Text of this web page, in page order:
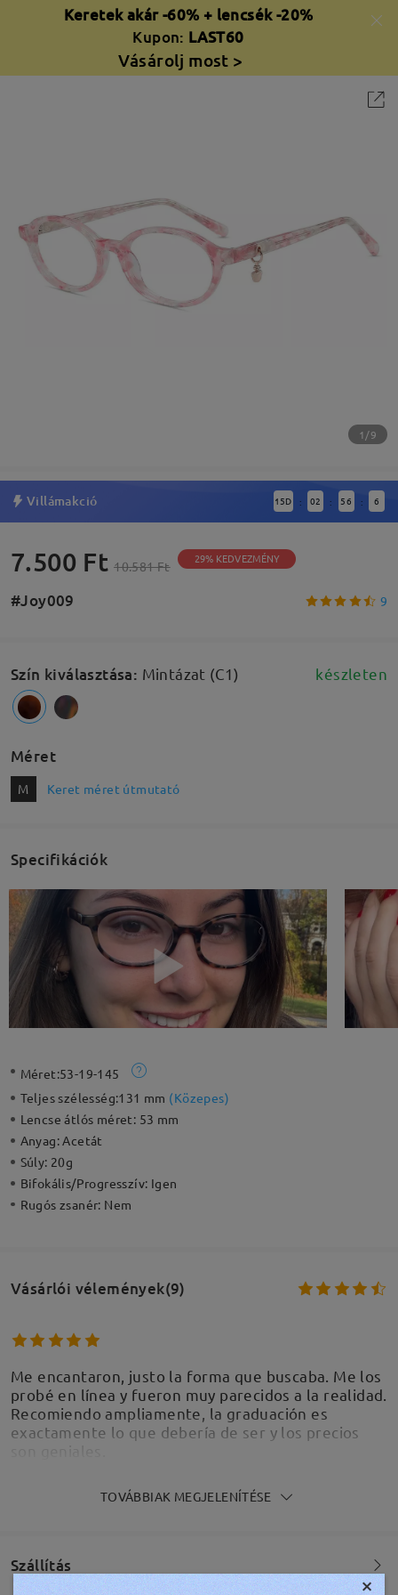
Keretek akár -60% + lencsék -20%
Kupon: LAST60
Vásárolj most >
1/9
Villámakció 15D : 02 : 56 : 5
7.500 Ft 10.581 Ft 29% KEDVEZMÉNY
#Joy009 9
Szín kiválasztása: Mintázat (C1) készleten
Méret
M Keret méret útmutató
Specifikációk
Méret:53-19-145
Teljes szélesség:131 mm (Közepes)
Lencse átlós méret: 53 mm
Anyag:Acetát
Súly: 20g
Bifokális/Progresszív: Igen
Rugós zsanér: Nem
Vásárlói vélemények(9)
Me encantaron, justo la forma que buscaba. Me los
probé en línea y fueron muy parecidos a la realidad.
Recomiendo ampliamente, la graduación es
exactamente lo que debería de ser y los precios
TOVÁBBIAK MEGJELENÍTÉSE
Szállítás
×